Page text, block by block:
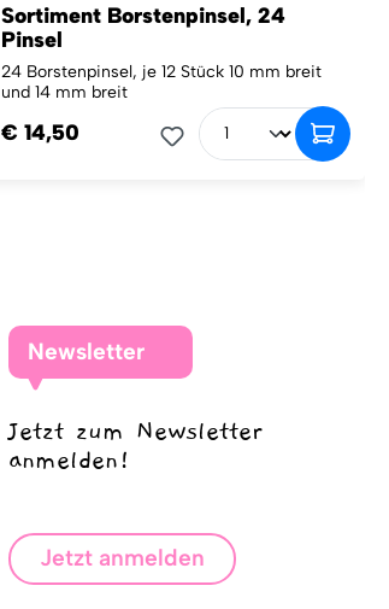
Sortiment Borstenpinsel, 24
Pinsel
24 Borstenpinsel, je 12 Stück 10 mm breit
und 14 mm breit
€ 14,50
Newsletter
Jetzt zum Newsletter
anmelden!
Jetzt anmelden